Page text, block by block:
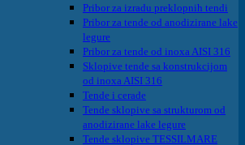
Pribor za izradu preklopnih tendi
Pribor za tende od anodizirane lake
legure
Pribor za tende od inoxa AISI 316
Sklopive tende sa konstrukcijom
od inoxa AISI 316
Tende i cerade
Tende sklopive sa strukturom od
anodizirane lake legure
Tende sklopive TESSILMARE